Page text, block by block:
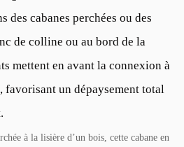
des cabanes perchées ou des
de colline ou au bord de la
mettent en avant la connexion à
un dépaysement total
à la lisière d’un bois, cette cabane en